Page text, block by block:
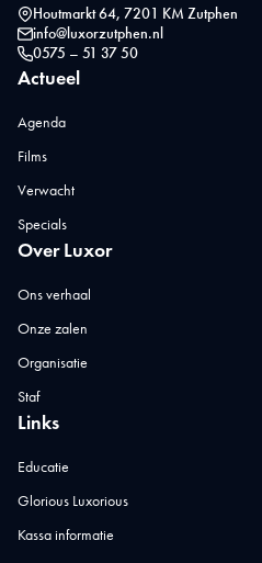
Houtmarkt 64, 7201 KM Zutphen
info@luxorzutphen.nl
0575 – 51 37 50
Actueel
Agenda
Films
Verwacht
Specials
Over Luxor
Ons verhaal
Onze zalen
Organisatie
Staf
Links
Educatie
Glorious Luxorious
Kassa informatie